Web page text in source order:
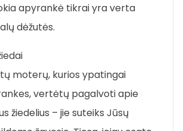
apyrankė tikrai yra verta
dėžutės.
moterų, kurios ypatingai
vertėtų pagalvoti apie
žiedelius – jie suteiks Jūsų